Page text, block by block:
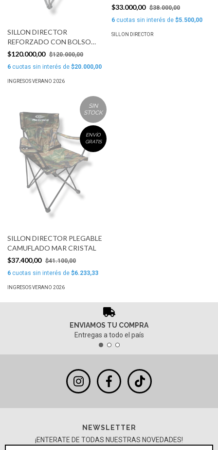
SILLON DIRECTOR
REFORZADO CON BOLSO
TERMICO 200KG MAR
$120.000,00 $120.000,00
6 cuotas sin interés de $20.000,00
INGRESOS VERANO 2026
CAMUFLADO
$33.000,00 $38.000,00
6 cuotas sin interés de $5.500,00
SILLON DIRECTOR
SIN
STOCK
ENVÍO
GRATIS
SILLON DIRECTOR PLEGABLE
CAMUFLADO MAR CRISTAL
$37.400,00 $41.100,00
6 cuotas sin interés de $6.233,33
INGRESOS VERANO 2026
ENVIAMOS TU COMPRA
Entregas a todo el país
NEWSLETTER
¡ENTERATE DE TODAS NUESTRAS NOVEDADES!